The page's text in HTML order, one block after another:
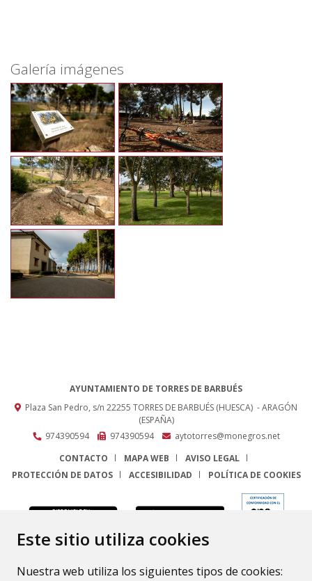
Este sitio utiliza cookies
Nuestra web utiliza los siguientes tipos de cookies:
Galería imágenes
AYUNTAMIENTO DE TORRES DE BARBUÉS
Plaza San Pedro, s/n 22255 TORRES DE BARBUÉS (HUESCA) - ARAGÓN
(ESPAÑA)
974390594
974390594
aytotorres@monegros.net
CONTACTO
MAPA WEB
AVISO LEGAL
PROTECCIÓN DE DATOS
ACCESIBILIDAD POLÍTICA DE COOKIES